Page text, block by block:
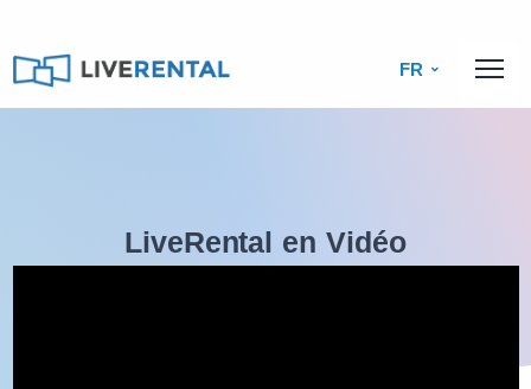
FR
LiveRental en Vidéo